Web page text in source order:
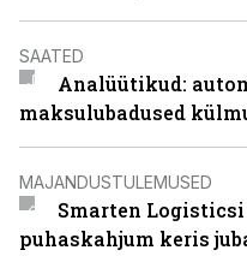
SAATED
Analüütikud:
maksulubadused
MAJANDUSTULEMUSED
Smarten Logisticsi
puhaskahjum keris